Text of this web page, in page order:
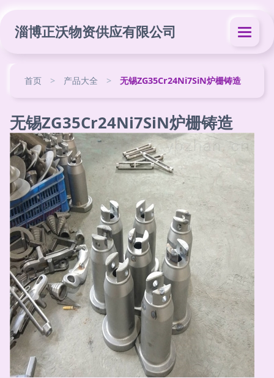
淄博正沃物资供应有限公司
首页 > 产品大全 > 无锡ZG35Cr24Ni7SiN炉栅铸造
无锡ZG35Cr24Ni7SiN炉栅铸造